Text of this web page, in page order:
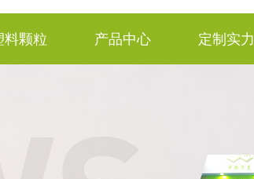
料颗粒 产品中心 定制实力